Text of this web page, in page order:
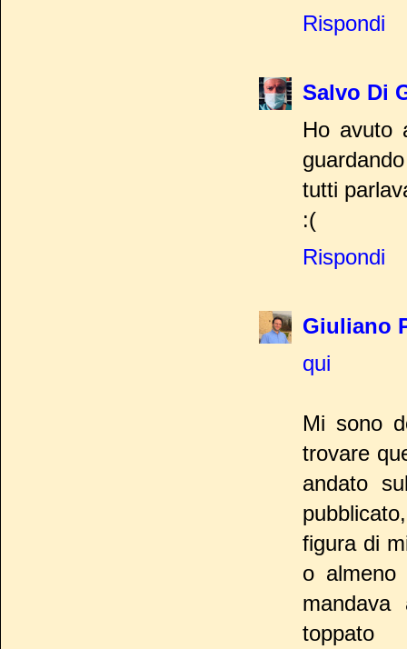
Rispondi
Salvo Di
Ho avuto
tutti
:(
Rispondi
Giuliano
qui
Mi sono
trovare
andato
figura di
o almeno